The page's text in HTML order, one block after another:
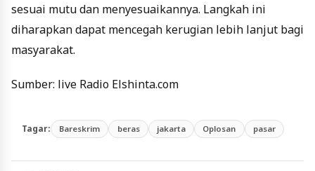
sesuai mutu dan menyesuaikannya. Langkah ini
diharapkan dapat mencegah kerugian lebih lanjut bagi
masyarakat.
Sumber: live Radio Elshinta.com
Tagar: Bareskrim beras jakarta Oplosan pasar